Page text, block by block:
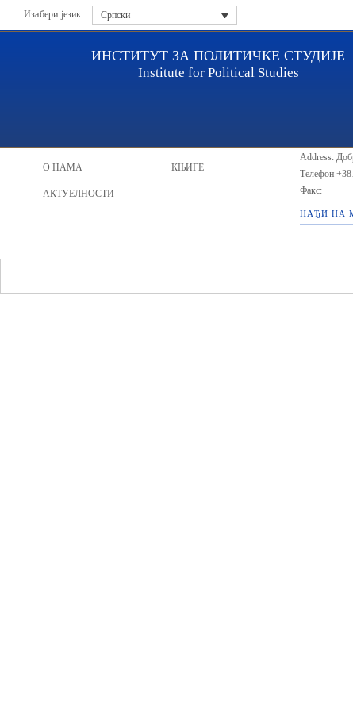
Изабери језик: Српски
ИНСТИТУТ ЗА ПОЛИТИЧКЕ СТУДИЈЕ
Institute for Political Studies
О НАМА
АКТУЕЛНОСТИ
КЊИГЕ
ИПС -
Address:
Телефон
Факс:
НАЂИ НА